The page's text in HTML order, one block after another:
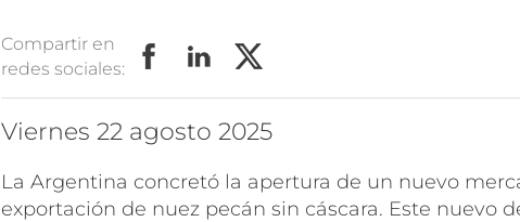
Compartir en
redes sociales:
viernes 22 agosto 2025
La Argentina concretó la apertura de un nuevo
exportación de nuez pecán sin cáscara. Este nuevo